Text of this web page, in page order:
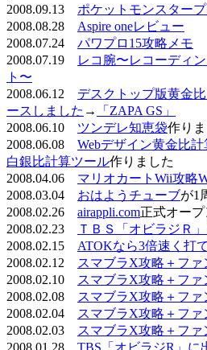
2008.09.13 ポケットモンスター
2008.08.28 Aspire oneレビュー
2008.07.24 パワプロ15攻略メモ
2008.07.19
レコ腕〜レコーディ
ト〜
2008.06.12 デスクトップ版黄金
ースしました →
「ZAPA GS」
2008.06.10 ツンデレ知恵袋作り
2008.06.08 Webデザイン黄金比
白銀比計算ツール作りました
2008.04.06 マリオカートWii攻略
2008.03.04 おはようチューブが1
2008.02.26 airappli.com正式オープ
2008.02.23
ＴＢＳ「オビラジＲ
2008.02.15 ATOKなら3倍速く打
2008.02.12
スマブラX攻略＋ファ
2008.02.10
スマブラX攻略＋ファ
2008.02.08
スマブラX攻略＋ファ
2008.02.04
スマブラX攻略＋ファ
2008.02.03
スマブラX攻略＋ファ
2008.01.28 TBS「オビラジR」